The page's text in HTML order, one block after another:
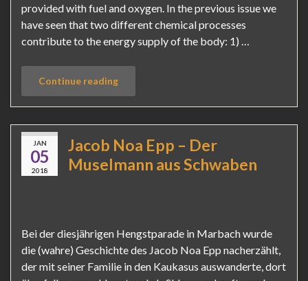
provided with fuel and oxygen. In the previous issue we
have seen that two different chemical processes
contribute to the energy supply of the body: 1) …
Continue reading
JAN
05
2018
Jacob Noa Epp – Der
Muselmann aus Schwaben
Bei der diesjährigen Hengstparade in Marbach wurde
die (wahre) Geschichte des Jacob Noa Epp nacherzählt,
der mit seiner Familie in den Kaukasus auswanderte, dort